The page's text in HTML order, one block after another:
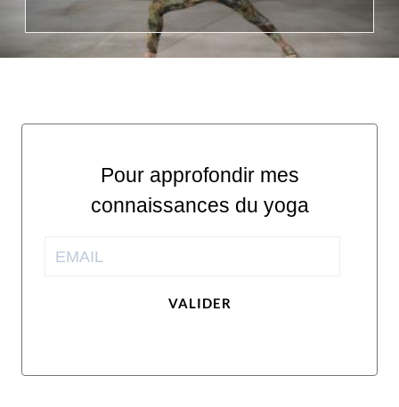
Pour approfondir mes
connaissances du yoga
VALIDER